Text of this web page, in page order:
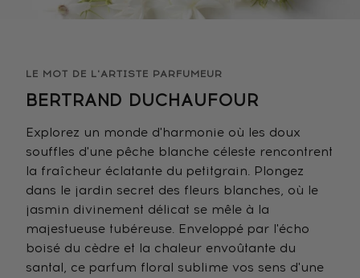
LE MOT DE L'ARTISTE PARFUMEUR
BERTRAND DUCHAUFOUR
Explorez un monde d'harmonie où les doux
souffles d'une pêche blanche céleste rencontrent
la fraîcheur éclatante du petitgrain. Plongez
dans le jardin secret des fleurs blanches, où le
jasmin divinement délicat se mêle à la
majestueuse tubéreuse. Enveloppé par l'écho
boisé du cèdre et la chaleur envoûtante du
santal, ce parfum floral sublime vos sens d'une